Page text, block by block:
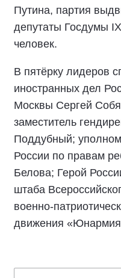
Путина, партия
депутаты Госдумы
человек.
В пятёрку лидеров
иностранных дел
Москвы Сергей
заместитель
Поддубный;
России по правам
Белова; Герой
штаба
военно-
движения